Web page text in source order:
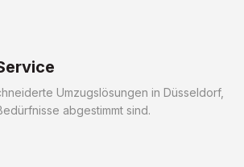
Umzugslösungen in Düsseldorf,
abgestimmt sind.